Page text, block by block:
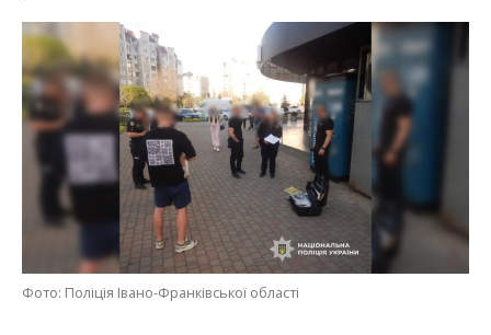
Фото: Поліція Івано-Франківської області